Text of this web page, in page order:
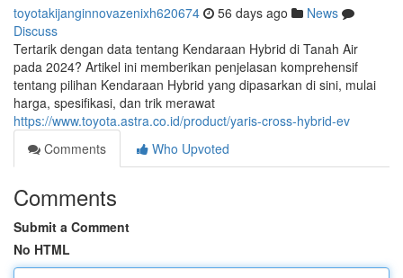
toyotakijanginnovazenixh620674 56 days ago
News
Discuss
Tertarik dengan data tentang Kendaraan Hybrid di Tanah Air
pada 2024? Artikel ini memberikan penjelasan komprehensif
tentang pilihan Kendaraan Hybrid yang dipasarkan di sini, mulai
harga, spesifikasi, dan trik merawat
https://www.toyota.astra.co.id/product/yaris-cross-hybrid-ev
Comments
Who Upvoted
Comments
Submit a Comment
No HTML